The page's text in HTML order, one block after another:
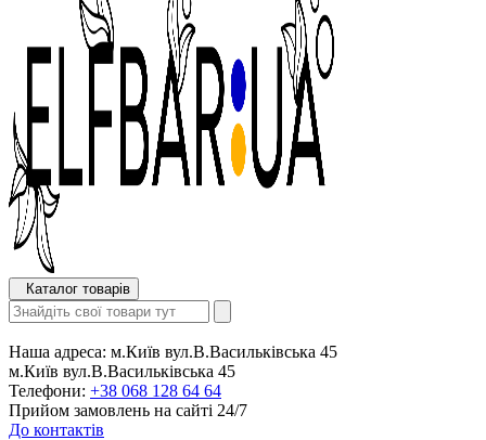
Каталог товарів
Наша адреса: м.Київ вул.В.Васильківська 45
м.Київ вул.В.Васильківська 45
Телефони: +38 068 128 64 64
Прийом замовлень на сайті 24/7
До контактів